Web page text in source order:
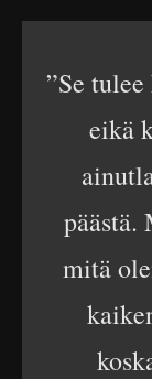
”Se
eikä
päästä.
mitä